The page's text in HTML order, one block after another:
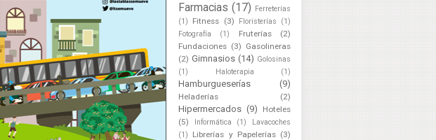
Farmacias (17) Ferreterías
(1)
Fitness (3) Floristerías
(1)
Fotografía
(1) Fruterías
(2)
Fundaciones (3) Gasolineras
(2) Gimnasios (14) Golosinas
(1)
Haloterapia (1)
Hamburgueserías (9)
Heladerías (2)
Hipermercados (9)
Hoteles
(5)
Informática (1)
Lavacoches
(1)
Librerías y Papelerías (3)